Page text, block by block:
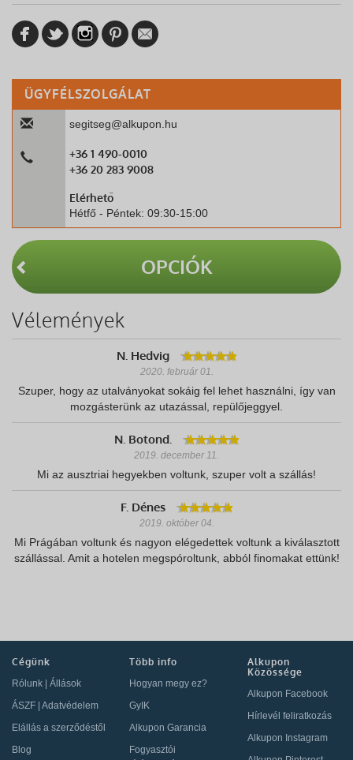
ÜGYFÉLSZOLGÁLAT
segitseg@alkupon.hu
+36 1 490-0010
+36 20 283 9008
Elérhető
Hétfő - Péntek: 09:30-15:00
OPCIÓK
Vélemények
N. Hedvig
2020. február 01.
Szuper, hogy az utalványokat sokáig fel lehet használni, így van
mozgásterünk az utazással, repülőjeggyel.
N. Botond.
2019. december 11.
Mi az ausztriai hegyekben voltunk, szuper volt a szállás!
F. Dénes
2019. október 04.
Mi Prágában voltunk és nagyon elégedettek voltunk a kiválasztott
szállással. Amit a hotelen megspóroltunk, abból finomakat ettünk!
Cégünk
Rólunk
Állások
ÁSZF Adatvédelem
Elállás a szerződéstől
Blog
Több info
Hogyan megy ez?
GyIK
Alkupon Garancia
Fogyasztói
Alkupon
Közössége
Alkupon Facebook
Hírlevél feliratkozás
Alkupon Instagram